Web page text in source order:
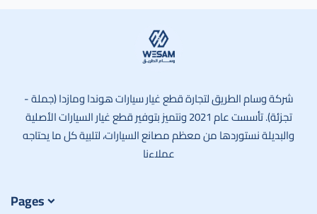
شركة وسام الطريق لتجارة قطع غيار سيارات هوندا ومازدا (جملة -
تجزئة). تأسست عام 2021 ونتميز بتوفير قطع غيار السيارات الأصلية
والبديلة نستوردها من معظم مصانع السيارات، لتلبية كل ما يحتاجه
عملاءنا
Pages